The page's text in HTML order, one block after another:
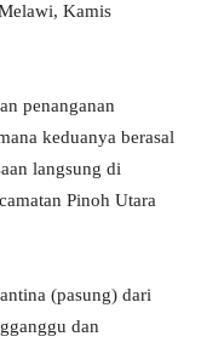
Kamis
penanganan
keduanya berasal
langsung di
Pinoh Utara
(pasung) dari
dan